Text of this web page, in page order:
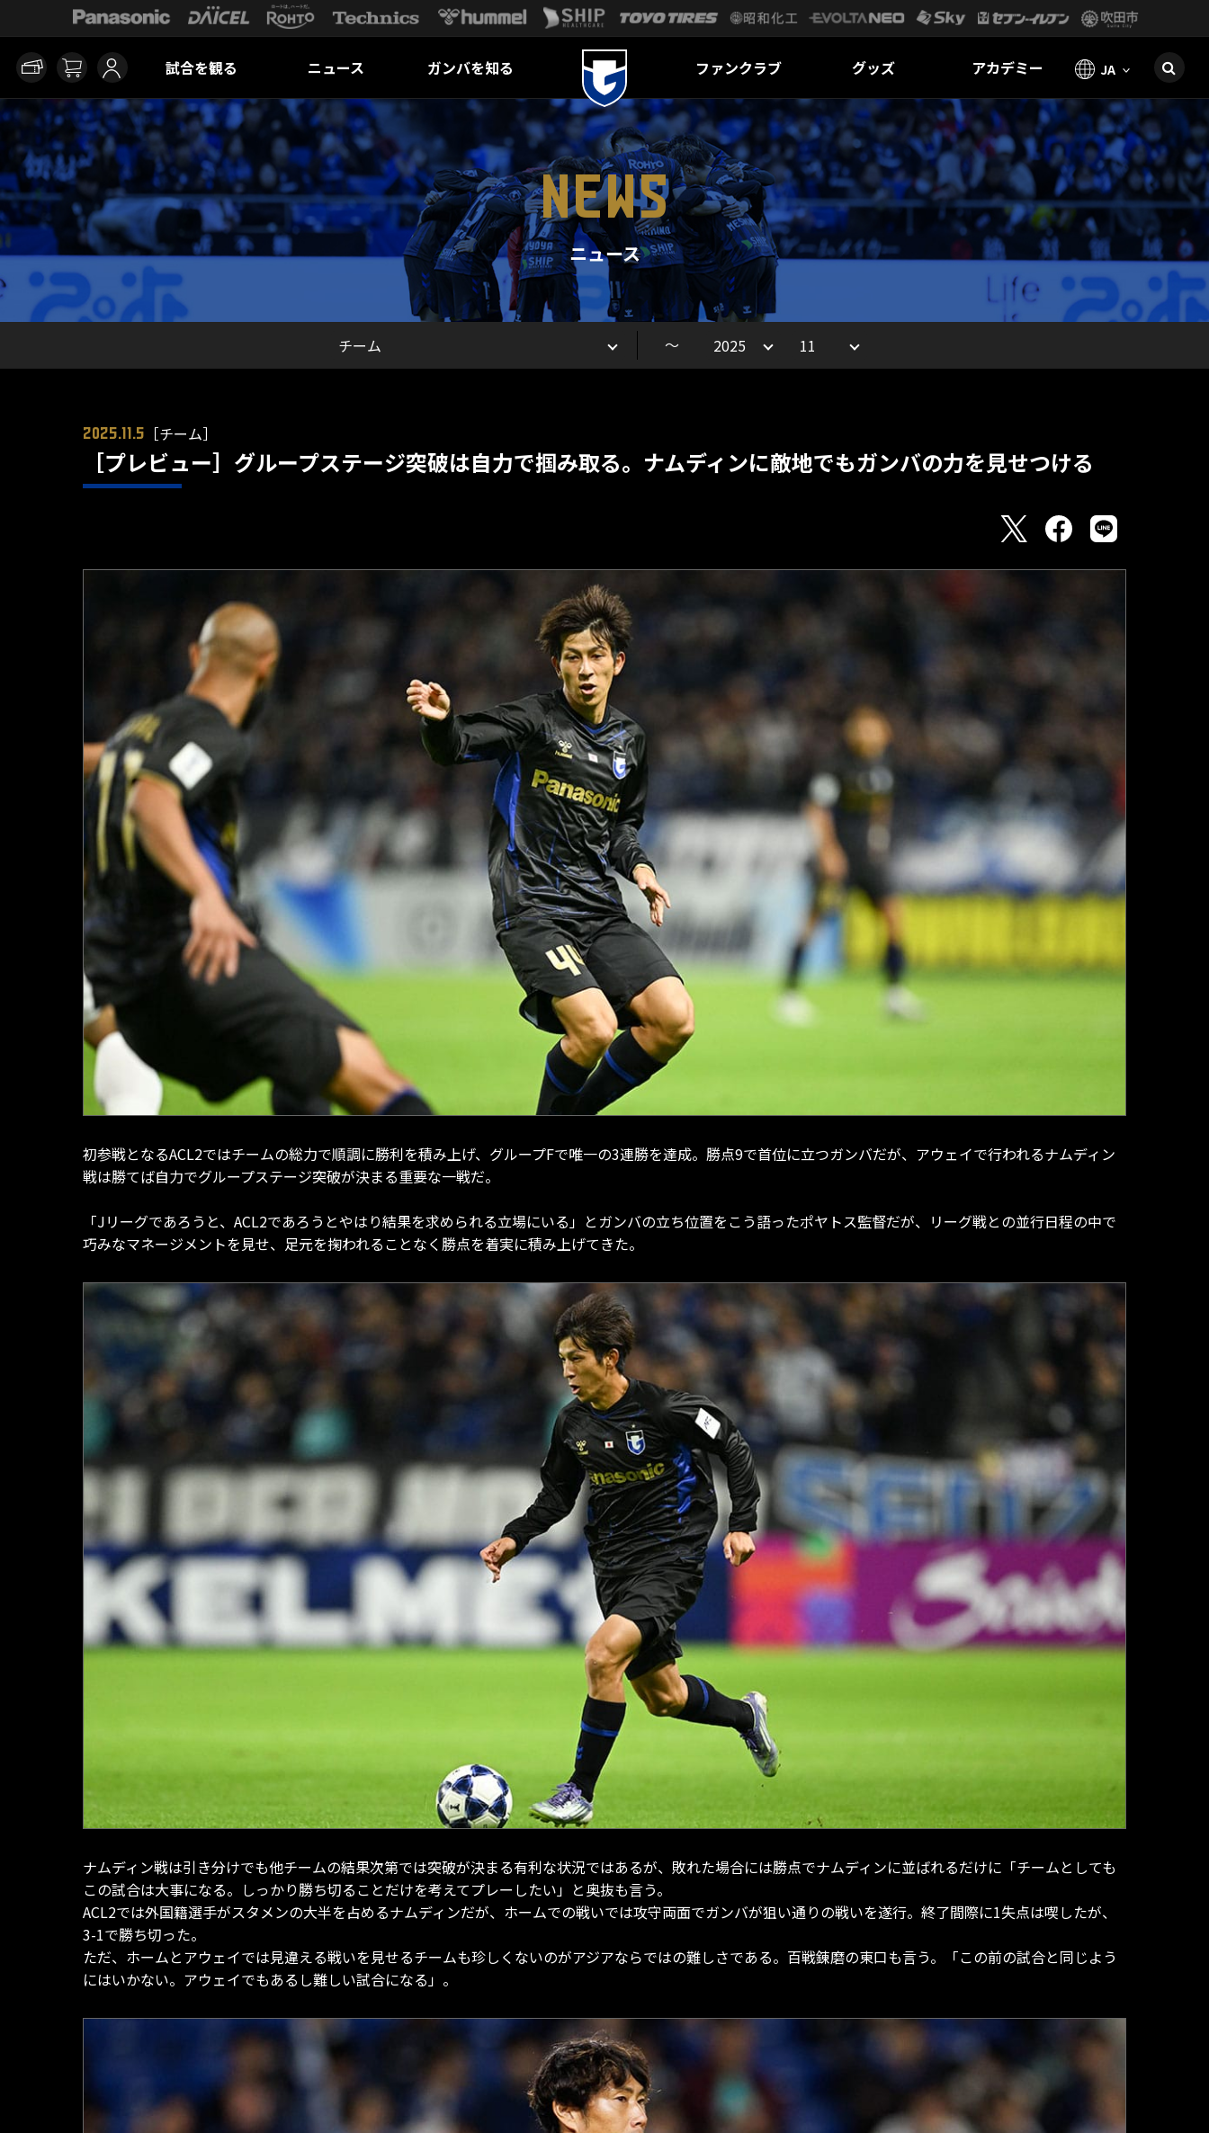
試合を観る ニュース ガンバを知る ファンクラブ グッズ アカデミー JA
NEWS
ニュース
～
2025.11.5 ［チーム］
［プレビュー］グループステージ突破は自力で掴み取る。ナムディンに敵地でもガンバの力を見せつける
初参戦となるACL2ではチームの総力で順調に勝利を積み上げ、グループFで唯一の3連勝を達成。勝点9で首位に立つガンバだが、アウェイで行われるナムディン
戦は勝てば自力でグループステージ突破が決まる重要な一戦だ。
「Jリーグであろうと、ACL2であろうとやはり結果を求められる立場にいる」とガンバの立ち位置をこう語ったポヤトス監督だが、リーグ戦との並行日程の中で
巧みなマネージメントを見せ、足元を掬われることなく勝点を着実に積み上げてきた。
ナムディン戦は引き分けでも他チームの結果次第では突破が決まる有利な状況ではあるが、敗れた場合には勝点でナムディンに並ばれるだけに「チームとしても
この試合は大事になる。しっかり勝ち切ることだけを考えてプレーしたい」と奥抜も言う。
ACL2では外国籍選手がスタメンの大半を占めるナムディンだが、ホームでの戦いでは攻守両面でガンバが狙い通りの戦いを遂行。終了間際に1失点は喫したが、
3-1で勝ち切った。
ただ、ホームとアウェイでは見違える戦いを見せるチームも珍しくないのがアジアならではの難しさである。百戦錬磨の東口も言う。「この前の試合と同じよう
にはいかない。アウェイでもあるし難しい試合になる」。